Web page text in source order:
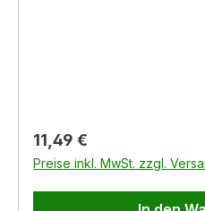
Regulärer Preis:
11,49 €
Preise inkl. MwSt. zzgl.